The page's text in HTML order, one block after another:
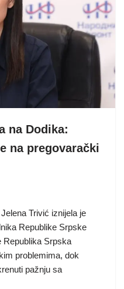
na Dodika:
na pregovarački
Trivić iznijela je
Republike Srpske
Republika Srpska
problemima, dok
pažnju sa